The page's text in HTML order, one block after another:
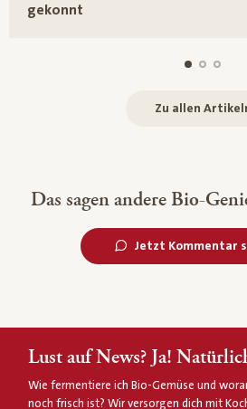
gekonnt
Zu allen
Das sagen andere Bio-
Jetzt Kommentar
Lust auf News? Ja!
Wie fermentiere ich Bio-Gemüse und
noch frisch ist? Wir versorgen dich mit